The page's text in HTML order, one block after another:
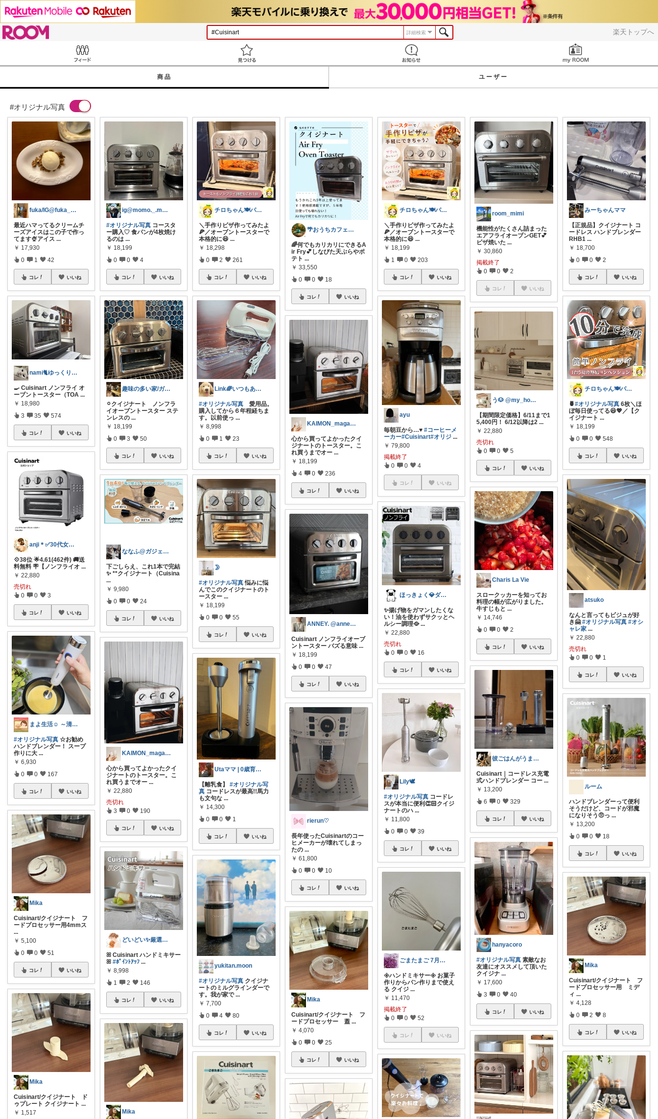
楽天トップへ
詳細検索
商品 ユーザー
#オリジナル写真
fuka/IG@fuka__fika__
最近ハマってるクリームチ
ーズアイスはこの子で作っ
てます🍨アイス ...
￥ 17,930
0 1 42
コレ いいね
nami🐈ゆっくりやります🐢
🍳 Cuisinart ノンフライ オ
ーブントースター（TOA ...
￥ 18,980
3 35 574
コレ いいね
anji＊✅30代女性売上ランキング🏆
💠38位 🌟4.61(462件) 🚚送
料無料 🪧【ノンフライオ ...
￥ 22,880
売切れ
0 0 3
コレ いいね
まよ生活☺︎‬ ～清く楽して美しく～
#オリジナル写真 ☆お勧め
ハンドブレンダー！ スープ
作りに大 ...
￥ 6,930
0 0 167
コレ いいね
Mika
Cuisinart/クイジナート フ
ードプロセッサー用4mmス
...
￥ 5,100
0 0 51
コレ いいね
Mika
Cuisinart/クイジナート ド
ゥプレート クイジナート ...
￥ 1,517
ig@momo._.mamdays
#オリジナル写真 コースタ
ー購入♡ 食パンが4枚焼け
るのは ...
￥ 18,199
0 0 4
コレ いいね
趣味の多い家/ガレージハウス
⚪︎クイジナート ノンフラ
イオーブントースター ステ
ンレスの ...
￥ 18,199
0 3 50
コレ いいね
ななふ@ガジェためROOM
下ごしらえ、これ1本で完結
✨ **クイジナート（Cuisina
...
￥ 9,980
0 0 24
コレ いいね
KAIMON_magazine (IG
心から買ってよかったクイ
ジナートのトースター。こ
れ買うまでオー ...
￥ 22,880
売切れ
3 0 190
コレ いいね
どいどい✨️厳選アイテムだけ紹介
ꕤ Cuisinart ハンドミキサー
ꕤ#ﾎﾟｲﾝﾄｱｯﾌ ...
￥ 8,998
1 2 146
コレ いいね
Mika
チロちゃん🍽️パイナップルキッチン
＼手作りピザ作ってみたよ
🍕／オーブントースターで
本格的に😆...
￥ 18,298
0 2 261
コレ いいね
Link🌈いつもありがとうございます✨
#オリジナル写真 愛用品。
購入してから６年程経ちま
す。以前使っ ...
￥ 8,998
0 1 23
コレ いいね
🌛
#オリジナル写真悩みに悩
んでこのクイジナートのト
ースター ...
￥ 18,199
0 0 55
コレ いいね
Utaママ | 0歳育児の神アイテム
【離乳食】#オリジナル写
真 コードレスが最高!!馬力
も文句な ...
￥ 14,300
0 0 1
コレ いいね
yukitan.moon
#オリジナル写真 クイジナ
ートのミルグラインダーで
す。我が家で ...
￥ 7,700
0 4 80
コレ いいね
🌴おうちカフェ・魅せる家電と雑貨
🌈何でもカリカリにできるA
ir Fry💕しなびた天ぷらやポ
テト ...
￥ 33,550
0 0 18
コレ いいね
KAIMON_magazine (IG
心から買ってよかったクイ
ジナートのトースター。こ
れ買うまでオー ...
￥ 18,199
4 0 236
コレ いいね
ANNEY. @anneii.____
Cuisinart ノンフライオーブ
ントースター バズる意味 ...
￥ 18,199
0 0 47
コレ いいね
rierun♡
長年使ったCuisinartのコー
ヒメーカーが壊れてしまっ
たの ...
￥ 61,800
0 0 10
コレ いいね
Mika
Cuisinart/クイジナート フ
ードプロセッサー 蓋...
￥ 4,070
0 0 25
コレ いいね
チロちゃん🍽️パイナップルキッチン
＼手作りピザ作ってみたよ
🍕／オーブントースターで
本格的に😆...
￥ 18,199
1 0 203
コレ いいね
ayu
毎朝豆から…♥#コーヒーメ
ーカー#Cuisinart#オリジ ...
￥ 79,800
掲載終了
0 0 4
コレ いいね
ほっきょく💎ダイヤモンド会員💎
✨揚げ物をガマンしたくな
い！油を使わずサクッとヘ
ルシー調理🥘...
￥ 22,880
売切れ
0 0 16
コレ いいね
Lily🕊️
#オリジナル写真 コードレ
スが本当に便利👏🏻クイジ
ナートのハ ...
￥ 11,800
0 0 39
コレ いいね
ごまたまご 7月Thank you◡̈*
𖧷ハンドミキサー𖧷 お菓子
作りからパン作りまで使え
る クイジ ...
￥ 11,470
掲載終了
0 0 52
コレ いいね
room_mimi
機能性がたくさん詰まった
エアフライオーブンGET💕
ピザ焼いた ...
￥ 30,860
掲載終了
0 0 2
コレ いいね
う🐶 @my_home_u
【期間限定価格】6/11まで1
5,400円！ 6/12以降は2 ...
￥ 22,880
売切れ
0 0 5
コレ いいね
Charis La Vie
スロークッカーを知ってお
料理の幅が広がりました。
牛すじもと ...
￥ 14,746
0 0 2
コレ いいね
彼ごはんがうますぎる｜yumagohan
Cuisinart｜コードレス充電
式ハンドブレンダー コー ...
￥ 13,200
6 0 329
コレ いいね
hanyacoro
#オリジナル写真 素敵なお
友達にオススメして頂いた
クイジナ ...
￥ 17,600
3 0 40
コレ いいね
みーちゃんママ
【正規品】クイジナート コ
ードレス ハンドブレンダー
RHB1 ...
￥ 18,700
0 0 2
コレ いいね
チロちゃん🍽️パイナップルキッチン
🍍#オリジナル写真 6枚＼ほ
ぼ毎日使ってる😆💖／【ク
イジナート ...
￥ 18,199
0 0 548
コレ いいね
atsuko
なんと言ってもビジュが好
き🤗#オリジナル写真 #オシ
ャレ家 ...
￥ 22,880
売切れ
0 0 1
コレ いいね
ルーム
ハンドブレンダーって便利
そうだけど、コードが邪魔
になりそう🤨っ ...
￥ 13,200
0 0 18
コレ いいね
Mika
Cuisinart/クイジナート フ
ードプロセッサー用 ミデ
ィ ...
￥ 4,128
0 2 8
コレ いいね